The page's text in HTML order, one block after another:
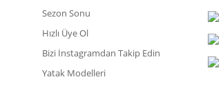
Sezon Sonu
Hızlı Üye Ol
Bizi İnstagramdan Takip Edin
Yatak Modelleri